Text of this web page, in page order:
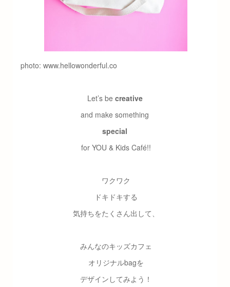
photo: www.hellowonderful.co
Let’s be creative
and make something
special
for YOU & Kids Café!!
ワクワク
ドキドキする
気持ちをたくさん出して、
みんなのキッズカフェ
オリジナルbagを
デザインしてみよう！